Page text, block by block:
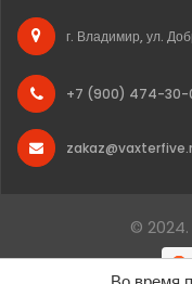
г. Владимир, ул.
+7 (900) 474-30-
©